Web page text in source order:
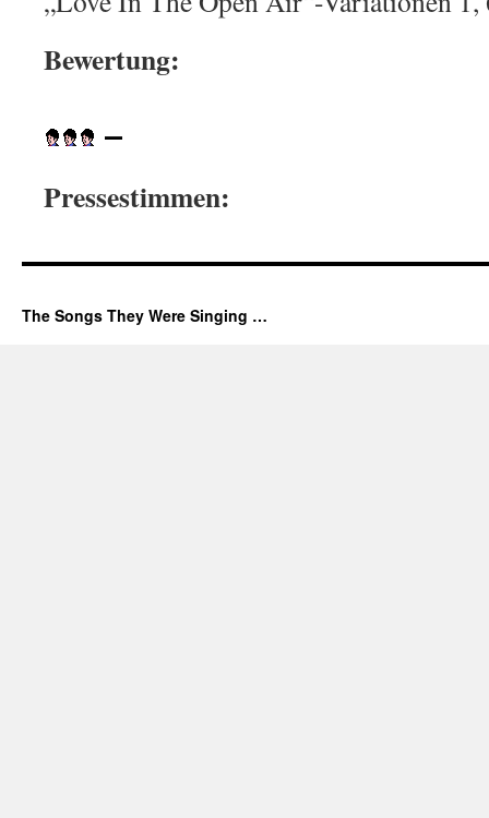
Bewertung:
–
Pressestimmen:
The Songs They Were Singing …